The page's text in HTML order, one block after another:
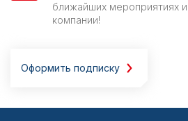
ближайших мероприятиях
компании!
Оформить подписку